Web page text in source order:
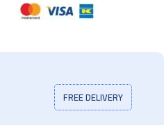
FREE DELIVERY